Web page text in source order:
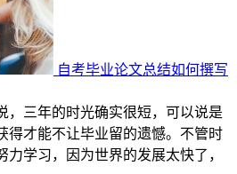
自考毕业论文总结如何撰写
，三年的时光确实很短，可以说是
得才能不让毕业留的遗憾。不管时
力学习，因为世界的发展太快了，